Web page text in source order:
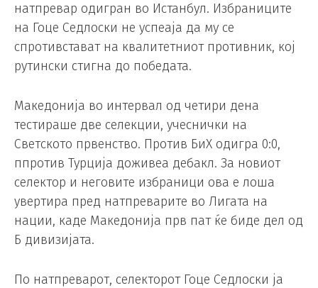
натпревар одигран во Истанбул. Избраниците
на Гоце Седлоски не успеаја да му се
спротивстават на квалитетниот противник, кој
рутински стигна до победата.
Македонија во интервал од четири дена
тестираше две селекции, учеснички на
Светското првенство. Против БиХ одигра 0:0,
ппротив Турција доживеа дебакл. За новиот
селектор и неговите избраници ова е лоша
увертира пред натпреварите во Лигата на
нации, каде Македонија прв пат ќе биде дел од
Б дивизијата.
По натпреварот, селекторот Гоце Седлоски ја